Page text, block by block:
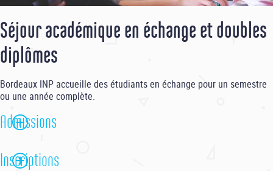
Séjour académique en échange et doubles
diplômes
Bordeaux INP accueille des étudiants en échange pour un semestre
ou une année complète.
Admissions
Avant de déposer une candidature, il convient :
Inscriptions